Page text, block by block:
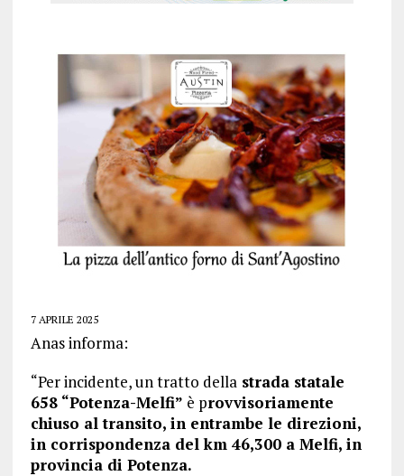
7 APRILE 2025
Anas informa:
“Per incidente, un tratto dellastrada statale
658 “Potenza-Melfi” è provvisoriamente
chiuso al transito, in entrambe le direzioni,
in corrispondenza del km 46,300 a Melfi, in
provincia di Potenza.